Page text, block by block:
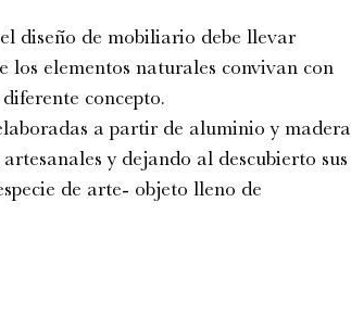
diseño de mobiliario debe llevar
los elementos naturales convivan con
concepto.
a partir de aluminio y madera
y dejando al descubierto sus
de arte- objeto lleno de